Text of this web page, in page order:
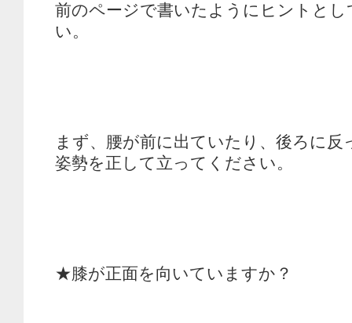
前のページで書いたようにヒントとし
い。
まず、腰が前に出ていたり、後ろに
姿勢を正して立ってください。
★膝が正面を向いていますか？